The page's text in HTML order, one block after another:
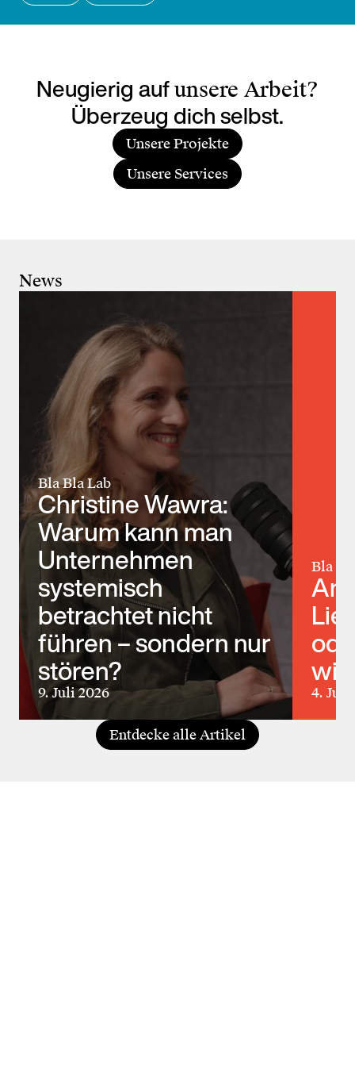
Neugierig aufunsere Arbeit?
Überzeug dich selbst.
Unsere Projekte
Unsere Services
News
Bla Bla Lab
Christine Wawra:
Warum kann man
Unternehmen
systemisch
betrachtet nicht
führen – sondern nur
stören?
9. Juli 2026
Bla
wir
4.
Entdecke alle Artikel